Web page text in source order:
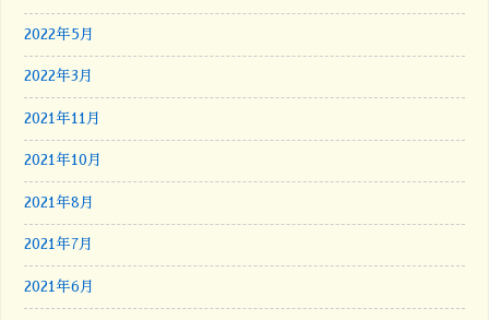
2022年5月
2022年3月
2021年11月
2021年10月
2021年8月
2021年7月
2021年6月